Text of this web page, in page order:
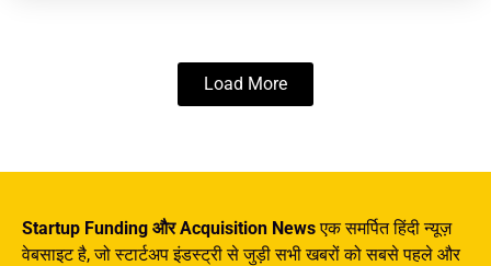
Load More
Startup Funding और Acquisition Newsएक समर्पित हिंदी न्यूज़
वेबसाइट है, जो स्टार्टअप इंडस्ट्री से जुड़ी सभी खबरों को सबसे पहले और